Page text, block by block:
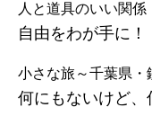
人と道具のいい関係
自由をわが手に！
小さな旅～千葉県・
何にもないけど、